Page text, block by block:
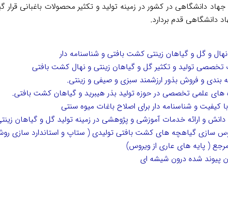
دانشگاهی در کشور در زمینه تولید و تکثیر محصولات باغبانی قرار
دانشگاهی قدم بردارد.
نهال و گل و گیاهان زینتی کشت بافتی و شناسنامه دار
تخصصی تولید و تکثیر گل و گیاهان زینتی و نهال کشت بافتی
بندی و فروش بذور ارزشمند سبزی و صیفی و زینتی.
های علمی تخصصی در حوزه تولید بذر هیبرید و گیاهان کشت بافتی.
کیفیت و شناسنامه دار برای اصلاح باغات میوه سنتی
و ارائه خدمات آموزشی و پژوهشی در زمینه تولید گل و گیاهان
سازی گیاهچه های کشت بافتی تولیدی ( ستاپ و استاندارد سازی
( پایه های عاری از ویروس)
پیوند شده درون شیشه ای